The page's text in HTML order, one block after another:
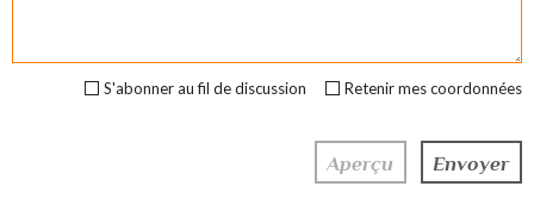
Retenir mes coordonnées
S'abonner au fil de discussion